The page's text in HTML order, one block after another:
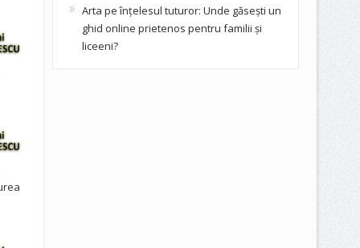
Arta pe înțelesul tuturor: Unde găsești un
ghid online prietenos pentru familii și
liceeni?